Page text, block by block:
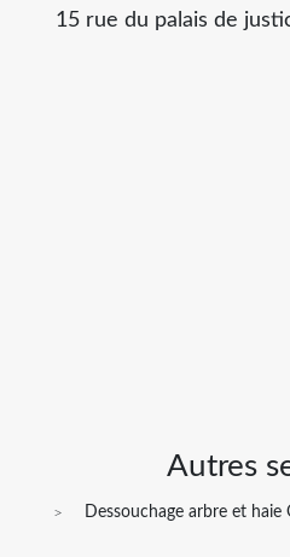
15 rue du palais de
Autres
Dessouchage arbre et